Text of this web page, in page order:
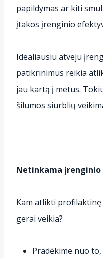
papildymas ar kiti
įtakos įrenginio
Idealiausiu atveju
patikrinimus reikia
jau kartą į metus.
šilumos siurblių
Netinkama įrenginio
Kam atlikti
gerai veikia?
Pradėkime nuo